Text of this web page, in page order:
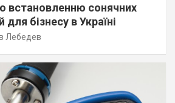
встановленню сонячних
для бізнесу в Україні
Лебедев